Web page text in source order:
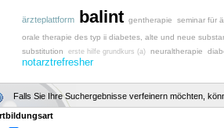
ärzteplattform balint gentherapie
seminar für
orale therapie des typ ii diabetes, alte und neue
substitution
erste hilfe grundkurs (a) neuraltherapie
notarztrefresher
Falls Sie Ihre Suchergebnisse verfeinern möchten,